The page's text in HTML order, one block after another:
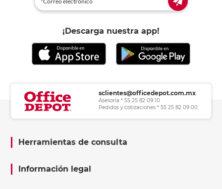
¡Descarga nuestra app!
sclientes@officedepot.com.mx
Asesoría * 55 25 82 09 10
Pedidos y cotizaciones * 55 25 82 09 00
Herramientas de consulta
Información legal